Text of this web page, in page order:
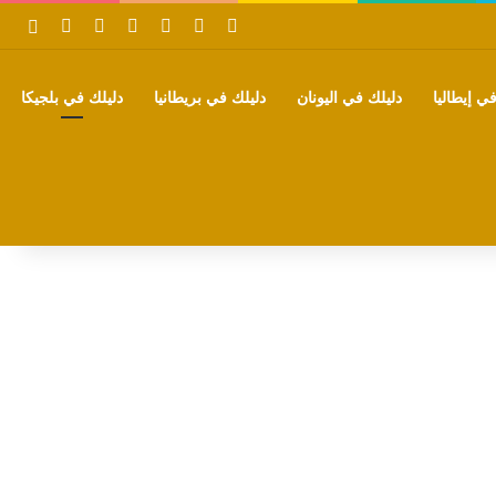
فيسبوك بينتيريست‫YouTube
تيلقرام واتساب
إيطاليا دليلك في اليونان دليلك في بريطانيا دليلك في بلجيكا